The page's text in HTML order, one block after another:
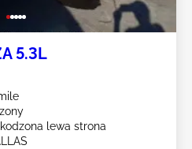
5.3L
lewa strona